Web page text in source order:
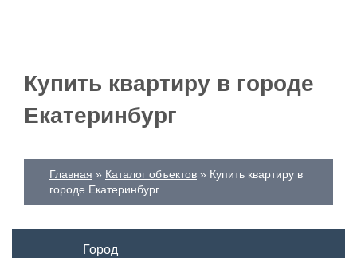
Купить квартиру в городе
Екатеринбург
Главная Каталог объектов
Купить квартиру в
городе Екатеринбург
Город